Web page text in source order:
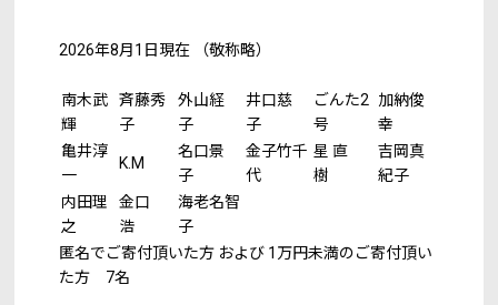
2026年8月1日現在 （敬称略）
南木武
輝
斉藤秀
子
外山経
子
井口慈
子
ごんた2
号
加納俊
幸
亀井淳
一
K.M
名口景
子
金子竹千
代
星 直
樹
吉岡真
紀子
内田理
之
金口
浩
海老名智
子
匿名でご寄付頂いた方 および 1万円未満のご寄付頂い
た方 7名